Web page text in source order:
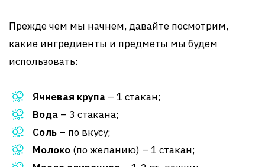
Прежде чем мы начнем, давайте посмотрим,
какие ингредиенты и предметы мы будем
использовать:
Ячневая крупа – 1 стакан;
Вода – 3 стакана;
Соль – по вкусу;
Молоко (по желанию) – 1 стакан;